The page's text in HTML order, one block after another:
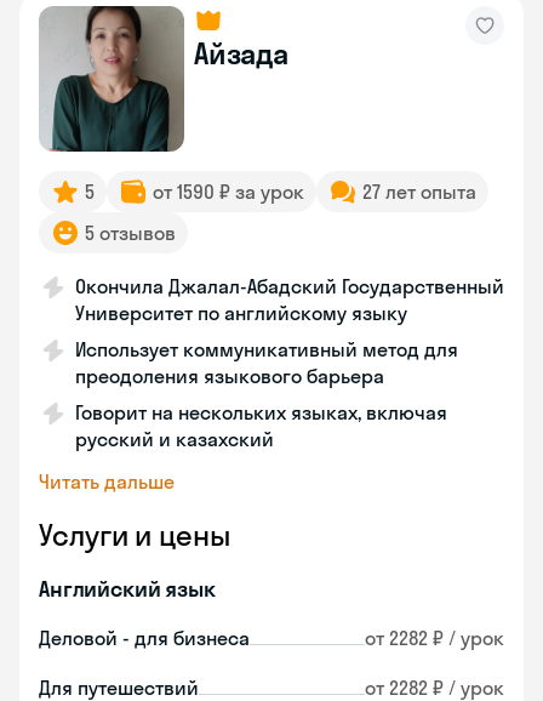
Айзада
5 от 1590 ₽ за урок
27 лет опыта
5 отзывов
Окончила Джалал-Абадский Государственный
Университет по английскому языку
Использует коммуникативный метод для
преодоления языкового барьера
Говорит на нескольких языках, включая
русский и казахский
Читать дальше
Услуги и цены
Английский язык
Деловой - для бизнеса от 2282 ₽ / урок
Для путешествий от 2282 ₽ / урок